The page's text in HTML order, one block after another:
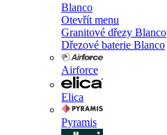
Blanco
Otevřít menu
Granitové dřezy Blanco
Dřezové baterie Blanco
Airforce
Elica
Pyramis